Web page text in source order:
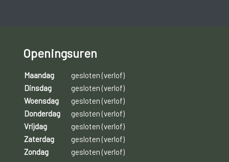
Openingsuren
Maandag
gesloten (verlof)
Dinsdag
gesloten (verlof)
Woensdag
gesloten (verlof)
Donderdag
gesloten (verlof)
Vrijdag
gesloten (verlof)
Zaterdag
gesloten (verlof)
Zondag
gesloten (verlof)